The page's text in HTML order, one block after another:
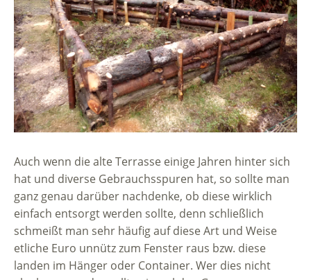
Auch wenn die alte Terrasse einige Jahren hinter sich
hat und diverse Gebrauchsspuren hat, so sollte man
ganz genau darüber nachdenke, ob diese wirklich
einfach entsorgt werden sollte, denn schließlich
schmeißt man sehr häufig auf diese Art und Weise
etliche Euro unnütz zum Fenster raus bzw. diese
landen im Hänger oder Container. Wer dies nicht